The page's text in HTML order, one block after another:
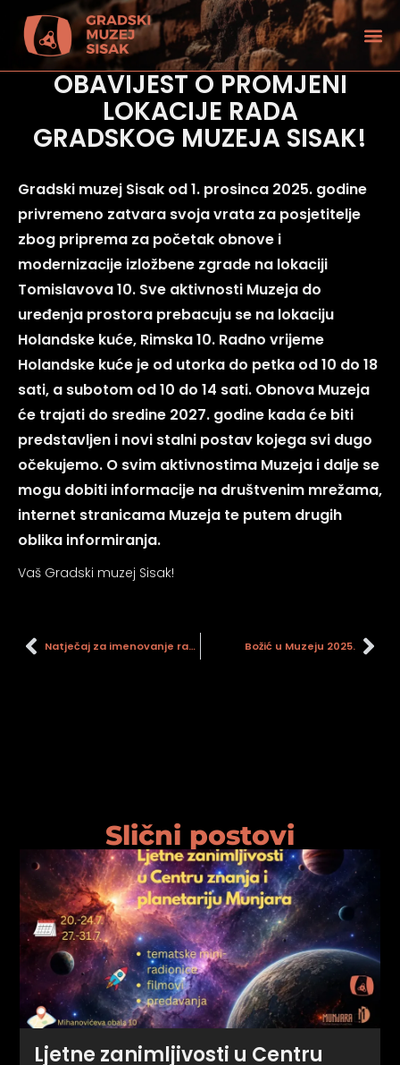
OBAVIJEST O PROMJENI
LOKACIJE RADA
GRADSKOG MUZEJA SISAK!
Gradski muzej Sisak od 1. prosinca 2025. godine
privremeno zatvara svoja vrata za posjetitelje
zbog priprema za početak obnove i
modernizacije izložbene zgrade na lokaciji
Tomislavova 10. Sve aktivnosti Muzeja do
uređenja prostora prebacuju se na lokaciju
Holandske kuće, Rimska 10. Radno vrijeme
Holandske kuće je od utorka do petka od 10 do 18
sati, a subotom od 10 do 14 sati. Obnova Muzeja
će trajati do sredine 2027. godine kada će biti
predstavljen i novi stalni postav kojega svi dugo
očekujemo. O svim aktivnostima Muzeja i dalje se
mogu dobiti informacije na društvenim mrežama,
internet stranicama Muzeja te putem drugih
oblika informiranja.
Vaš Gradski muzej Sisak!
Natječaj za imenovanje ravnatelja-ravnateljice GMS Božić u Muzeju 2025.
Slični postovi
Ljetne zanimljivosti u Centru
vida